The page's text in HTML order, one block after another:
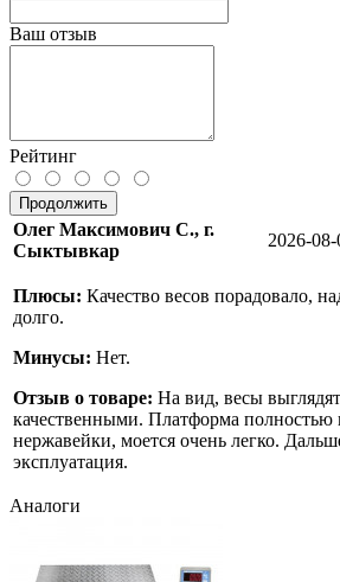
Ваш отзыв
Рейтинг
Продолжить
Олег Максимович С., г.
Сыктывкар
2026-08-
Плюсы: Качество весов порадовало,
долго.
Минусы: Нет.
Отзыв о товаре: На вид, весы
качественными. Платформа полностью
нержавейки, моется очень легко.
эксплуатация.
Аналоги